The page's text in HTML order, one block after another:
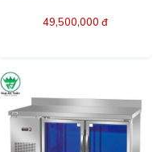
49,500,000 đ